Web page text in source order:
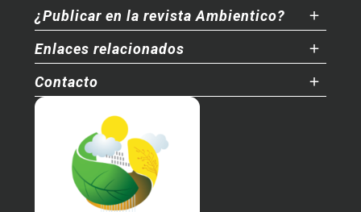
¿Publicar en la revista Ambientico?
Enlaces relacionados
Contacto